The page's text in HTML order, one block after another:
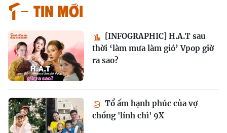
Tin mới
[INFOGRAPHIC] H.A.T sau
thời ‘làm mưa làm gió’ Vpop giờ
ra sao?
Tổ ấm hạnh phúc của vợ
chồng 'lính chì' 9X